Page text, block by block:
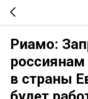
Риамо:
в страны